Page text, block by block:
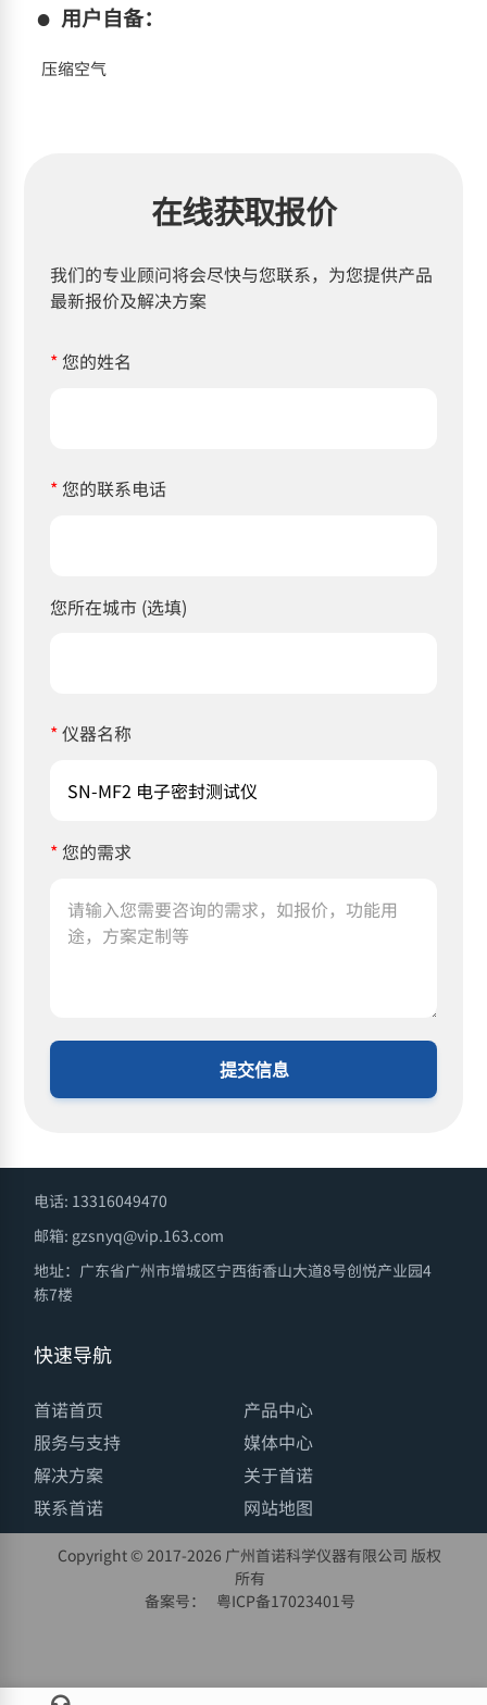
用户自备：
压缩空气
在线获取报价
我们的专业顾问将会尽快与您联系，为您提供产品
最新报价及解决方案
*您的姓名
*您的联系电话
您所在城市 (选填)
*仪器名称
*您的需求
提交信息
电话: 13316049470
邮箱: gzsnyq@vip.163.com
地址：广东省广州市增城区宁西街香山大道8号创悦产业园4
栋7楼
快速导航
首诺首页
产品中心
服务与支持
媒体中心
解决方案
关于首诺
联系首诺
网站地图
Copyright © 2017-2026 广州首诺科学仪器有限公司 版权
所有
备案号：
粤ICP备17023401号